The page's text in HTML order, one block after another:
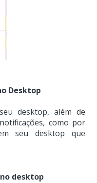
Desktop
desktop, além de
como por
seu desktop que
desktop